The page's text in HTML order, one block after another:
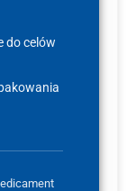
do celów